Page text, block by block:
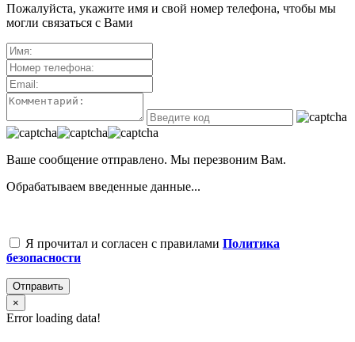
Пожалуйста, укажите имя и свой номер телефона, чтобы мы
могли связаться с Вами
Ваше сообщение отправлено. Мы перезвоним Вам.
Обрабатываем введенные данные...
Я прочитал и согласен с правилами Политика
безопасности
Отправить
×
Error loading data!